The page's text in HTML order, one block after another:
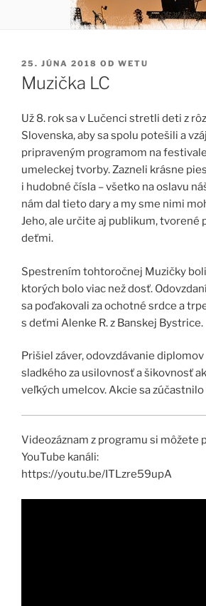
PUBLIKOVANÉ
25. JÚNA 2018 OD WETU
Muzička LC
Už 8. rok sa v Lučenci stretli deti z
Slovenska, aby sa spolu potešili a
pripraveným programom na
umeleckej tvorby.Zazneli krásne
i hudobné čísla – všetko na oslavu
nám dal tieto dary a my sme nimi
Jeho, ale určite aj publikum, tvorené
deťmi.
Spestrením tohtoročnej Muzičky
ktorých bolo viac než dosť.
sa poďakovali za ochotné srdce a
s deťmi Alenke R. z Banskej Bystrice.
Prišiel záver, odovzdávanie diplomov
sladkého za usilovnosť a šikovnosť
veľkých umelcov. Akcie sa
Videozáznam z programu si môžete
YouTube kanáli:
https://youtu.be/ITLzre59upA